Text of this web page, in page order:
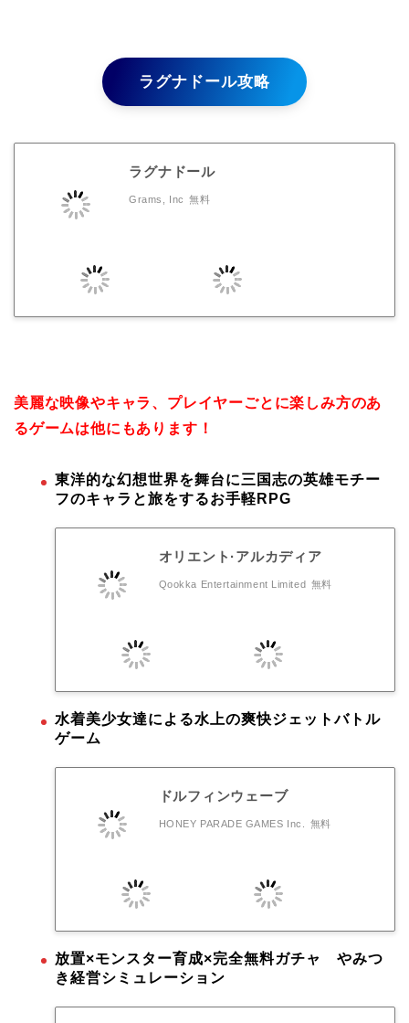
ラグナドール攻略
ラグナドール
Grams, Inc 無料
美麗な映像やキャラ、プレイヤーごとに楽しみ方のあ
るゲームは他にもあります！
東洋的な幻想世界を舞台に三国志の英雄モチー
フのキャラと旅をするお手軽RPG
オリエント·アルカディア
Qookka Entertainment Limited 無料
水着美少女達による水上の爽快ジェットバトル
ゲーム
ドルフィンウェーブ
HONEY PARADE GAMES Inc. 無料
放置×モンスター育成×完全無料ガチャ やみつ
き経営シミュレーション